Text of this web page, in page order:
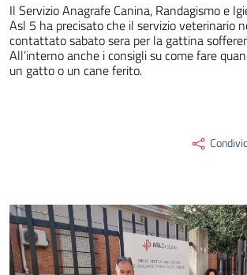
Il Servizio Anagrafe Canina, Randagismo e
Asl 5 ha precisato che il servizio veterinario
contattato sabato sera per la gattina
All’interno anche i consigli su come fare
un gatto o un cane ferito.